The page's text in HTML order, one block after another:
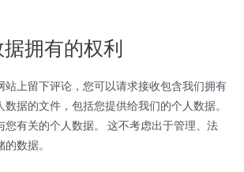
拥有的权利
站上留下评论，您可以请求接收包含我们拥有
据的文件，包括您提供给我们的个人数据。
您有关的个人数据。 这不考虑出于管理、法
数据。